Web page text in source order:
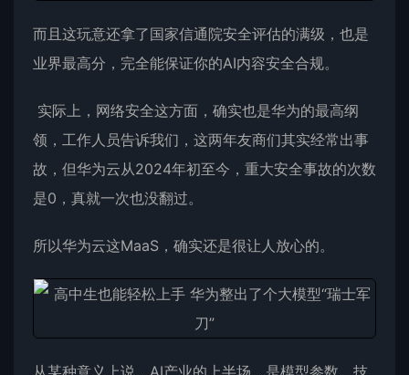
而且这玩意还拿了国家信通院安全评估的满级，也是
业界最高分，完全能保证你的AI内容安全合规。
实际上，网络安全这方面，确实也是华为的最高纲
领，工作人员告诉我们，这两年友商们其实经常出事
故，但华为云从2024年初至今，重大安全事故的次数
是0，真就一次也没翻过。
所以华为云这MaaS，确实还是很让人放心的。
从某种意义上说，AI产业的上半场，是模型参数、技